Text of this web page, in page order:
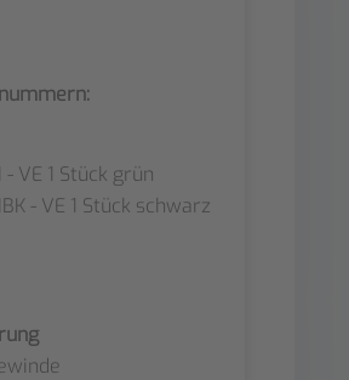
- VE 1 Stück grün
- VE 1 Stück schwarz